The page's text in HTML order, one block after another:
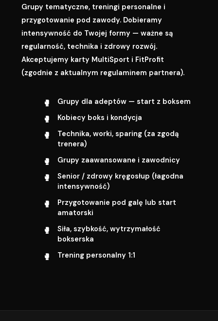
Grupy tematyczne, treningi personalne i
przygotowanie pod zawody. Dobieramy
intensywność do Twojej formy — ważne są
regularność, technika i zdrowy rozwój.
Akceptujemy karty MultiSport i FitProfit
(zgodnie z aktualnym regulaminem partnera).
Grupy dla adeptów — start z boksem
Kobiecy boks i kondycja
Technika, worki, sparing (za zgodą
trenera)
Grupy zaawansowane i zawodnicy
Senior / zdrowy kręgosłup (łagodna
intensywność)
Przygotowanie pod galę lub start
amatorski
Siła, szybkość, wytrzymałość
bokserska
Trening personalny 1:1